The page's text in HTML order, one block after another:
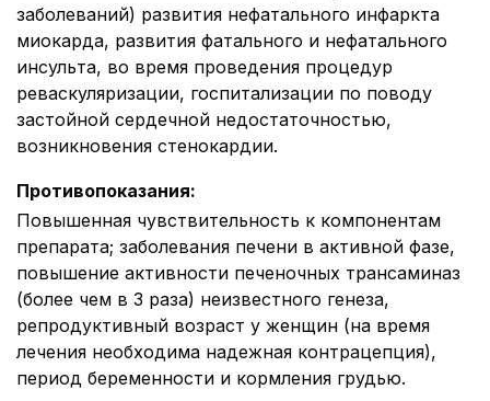
заболеваний) развития нефатального инфаркта
миокарда, развития фатального и нефатального
инсульта, во время проведения процедур
реваскуляризации, госпитализации по поводу
застойной сердечной недостаточностью,
возникновения стенокардии.
Противопоказания:
Повышенная чувствительность к компонентам
препарата; заболевания печени в активной фазе,
повышение активности печеночных трансаминаз
(более чем в 3 раза) неизвестного генеза,
репродуктивный возраст у женщин (на время
лечения необходима надежная контрацепция),
период беременности и кормления грудью.